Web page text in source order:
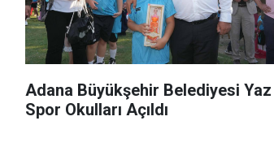
Adana Büyükşehir Belediyesi Yaz
Spor Okulları Açıldı